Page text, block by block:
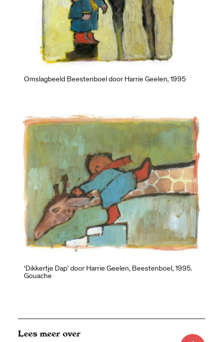
Omslagbeeld Beestenboel door Harrie Geelen, 1995
‘Dikkertje Dap’ door Harrie Geelen, Beestenboel, 1995.
Gouache
Lees meer over